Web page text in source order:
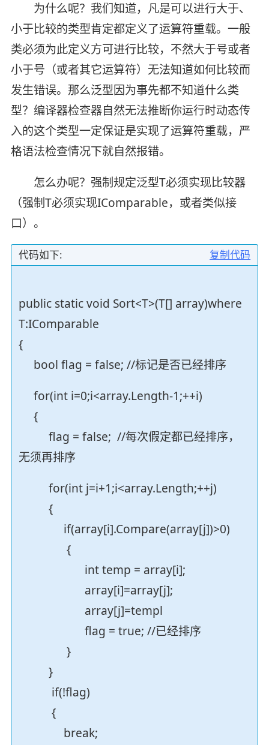
为什么呢？我们知道，凡是可以进行大于、
小于比较的类型肯定都定义了运算符重载。一般
类必须为此定义方可进行比较，不然大于号或者
小于号（或者其它运算符）无法知道如何比较而
发生错误。那么泛型因为事先都不知道什么类
型？编译器检查器自然无法推断你运行时动态传
入的这个类型一定保证是实现了运算符重载，严
格语法检查情况下就自然报错。
怎么办呢？强制规定泛型T必须实现比较器
（强制T必须实现IComparable，或者类似接
口）。
复制代码
代码如下:
public static void Sort<T>(T[] array)where
T:IComparable
{
bool flag = false; //标记是否已经排序
for(int i=0;i<array.Length-1;++i)
{
flag = false; //每次假定都已经排序，
无须再排序
for(int j=i+1;i<array.Length;++j)
{
if(array[i].Compare(array[j])>0)
{
int temp = array[i];
array[i]=array[j];
array[j]=templ
flag = true; //已经排序
}
}
if(!flag)
{
break;